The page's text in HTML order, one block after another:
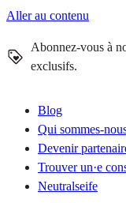
Aller au contenu
Abonnez-vous à
exclusifs.
Blog
Qui sommes-
Devenir
Trouver un·e
Neutralseife